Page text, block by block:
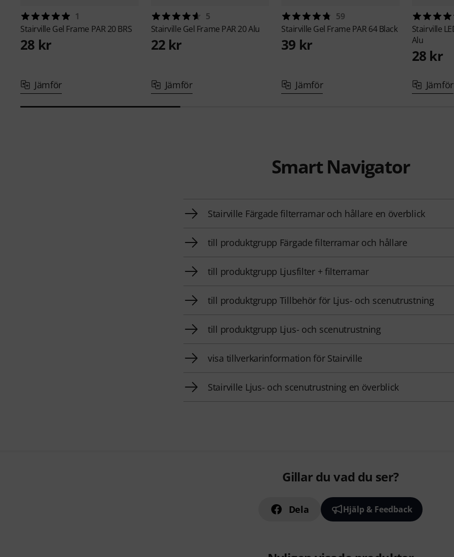
1
Stairville Gel Frame PAR 20 BRS
28 kr
Jämför
5
Stairville Gel Frame PAR 20 Alu
22 kr
Jämför
59
Stairville Gel Frame PAR 64 Black
39 kr
Jämför
Stairville
Alu
28 kr
Jämför
Smart Navigator
Stairville Färgade filterramar och hållare en överblick
till produktgrupp Färgade filterramar och hållare
till produktgrupp Ljusfilter + filterramar
till produktgrupp Tillbehör för Ljus- och scenutrustning
till produktgrupp Ljus- och scenutrustning
visa tillverkarinformation för Stairville
Stairville Ljus- och scenutrustning en överblick
Gillar du vad du ser?
Dela Hjälp & Feedback